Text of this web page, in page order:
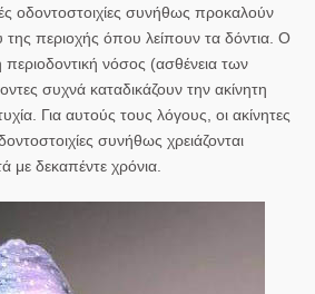
οδοντοστοιχίες συνήθως προκαλούν
περιοχής όπου λείπουν τα δόντια. Ο
νόσος (ασθένεια των
συχνά καταδικάζουν την ακίνητη
Για αυτούς τους λόγους, οι ακίνητες
συνήθως χρειάζονται
με δεκαπέντε χρόνια.